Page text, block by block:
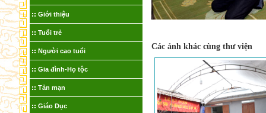
Giới thiệu
Tuổi trẻ
Người cao tuổi
Gia đình-Họ tộc
Tản mạn
Giáo Dục
Các ảnh khác cùng thư viện